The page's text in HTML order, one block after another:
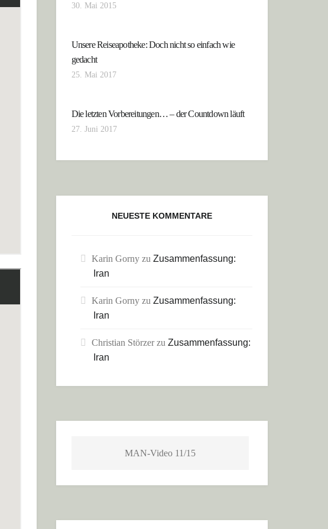
30. Mai 2015
Unsere Reiseapotheke: Doch nicht so einfach wie
gedacht
25. Mai 2017
Die letzten Vorbereitungen… – der Countdown läuft
27. Juni 2017
NEUESTE KOMMENTARE
Karin Gorny zuZusammenfassung:
Iran
Karin Gorny zuZusammenfassung:
Iran
Christian StörzerzuZusammenfassung:
Iran
MAN-Video 11/15